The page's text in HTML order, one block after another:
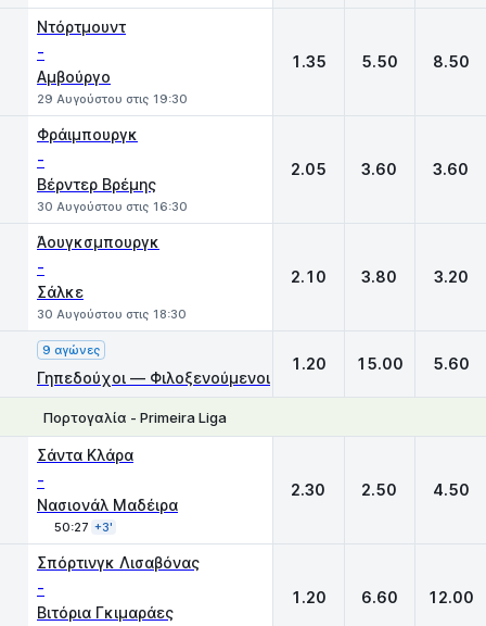
Ντόρτμουντ
-
Αμβούργο
29 Αυγούστου στις 19:30
1.35 5.50 8.50
Φράιμπουργκ
-
Βέρντερ Βρέμης
30 Αυγούστου στις 16:30
2.05 3.60 3.60
Άουγκσμπουργκ
-
Σάλκε
30 Αυγούστου στις 18:30
2.10 3.80 3.20
9 αγώνες
Γηπεδούχοι — Φιλοξενούμενοι
1.20 15.00 5.60
Πορτογαλία - Primeira Liga
Σάντα Κλάρα
-
Νασιονάλ Μαδέιρα
50:27 +3'
2.30 2.50 4.50
Σπόρτινγκ Λισαβόνας
-
Βιτόρια Γκιμαράες
1.20 6.60 12.00